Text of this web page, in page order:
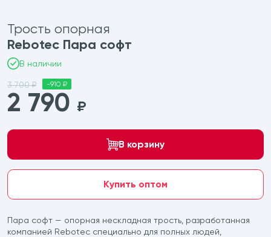
Трость опорная
Rebotec Пара софт
В наличии
3 700 ₽ -910 ₽
2 790 ₽
В корзину
Купить оптом
Пара софт — опорная нескладная трость, разработанная
компанией Rebotec специально для полных людей,